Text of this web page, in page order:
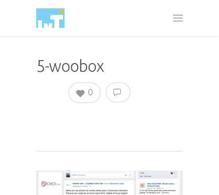
5-woobox
0